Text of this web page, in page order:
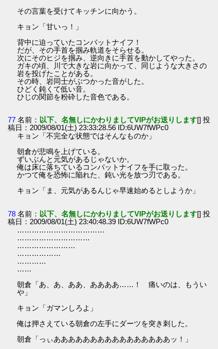
その言葉を受けてキッチンに向かう。
キョン「甘いっ！」
背中に迫っていたコンバットナイフ！
だが、その手首を掴み軌道をそらせる。
次にそのヒジを掴み、逆向きに手首を動かしてやった。
ガキの頃、川で大きな岩に向かって、同じような大きさの
岩を投げたことがある。
その時、岩同士がぶつかった音がした。
ひどく鈍くて低い音。
ひじの関節を粉砕した音色である。
77 名前： 以下、名無しにかわりましてVIPがお送りします[] 投
稿日：2009/08/01(土) 23:33:28.56 ID:6UW7fWPc0
キョン「不完全な状態ではそんなものか」
朝倉が悲鳴を上げている。
ずいぶんと元気があるじゃないか。
俺は床に落ちているコンバットナイフを手に取った。
かつて俺を恐怖に陥れた、鈍い光を放つ刃である。
キョン「ま、元気があるんじゃ早速始めるとしようか」
78 名前： 以下、名無しにかわりましてVIPがお送りします[] 投
稿日：2009/08/01(土) 23:40:48.39 ID:6UW7fWPc0
………………………………
…………………………
……………………
………………
…………
……
朝倉「あ、あ、ああ、ああああ……！ 痛いのは、もうい
や」
キョン「ガマンしろよ」
俺は押さえている朝倉の左手にダーツを突き刺した。
朝倉「っぃああああああああああああああああッ！」